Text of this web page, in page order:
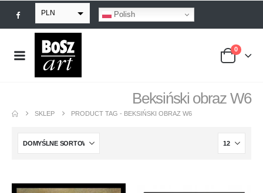
PLN
EUR
USD
Polish
0
Beksiński obraz W6
SKLEP PRODUCT TAG - BEKSIŃSKI OBRAZ W6